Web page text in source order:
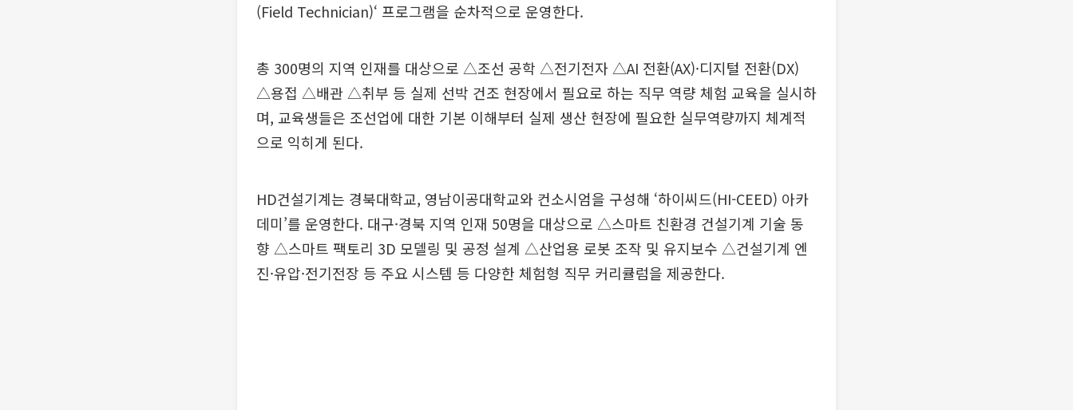
(Field Technician)‘ 프로그램을 순차적으로 운영한다.
총 300명의 지역 인재를 대상으로 △조선 공학 △전기전자 △AI 전환(AX)·디지털 전환(DX)
△용접 △배관 △취부 등 실제 선박 건조 현장에서 필요로 하는 직무 역량 체험 교육을 실시하
며, 교육생들은 조선업에 대한 기본 이해부터 실제 생산 현장에 필요한 실무역량까지 체계적
으로 익히게 된다.
HD건설기계는 경북대학교, 영남이공대학교와 컨소시엄을 구성해 ‘하이씨드(HI-CEED) 아카
데미’를 운영한다. 대구·경북 지역 인재 50명을 대상으로 △스마트 친환경 건설기계 기술 동
향 △스마트 팩토리 3D 모델링 및 공정 설계 △산업용 로봇 조작 및 유지보수 △건설기계 엔
진·유압·전기전장 등 주요 시스템 등 다양한 체험형 직무 커리큘럼을 제공한다.